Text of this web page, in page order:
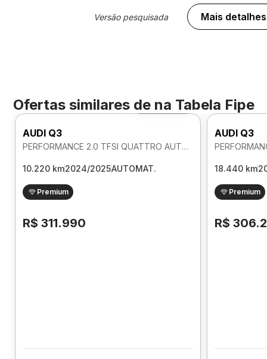
Versão pesquisada Mais detalhes
Ofertas similares de na Tabela Fipe
Foto 360º
AUDI Q3
PERFORMANCE 2.0 TFSI QUATTRO AUTOMATICO
10.220 km2024/2025AUTOMAT.
Premium
R$ 311.990
AUDI Q3
18.440 km
Premium
R$